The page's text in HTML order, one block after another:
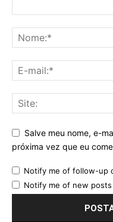
Salve meu nome, e-
próxima vez que eu
Notify me of follow-up
Notify me of new posts